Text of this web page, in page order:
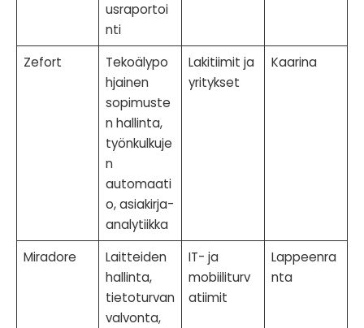
usraportoi
nti
Zefort
Tekoälypo
hjainen
sopimuste
n hallinta,
työnkulkuje
n
automaati
o, asiakirja-
analytiikka
Lakitiimit ja
yritykset
Kaarina
Miradore
Laitteiden
hallinta,
tietoturvan
valvonta,
IT- ja
mobiiliturv
atiimit
Lappeenra
nta